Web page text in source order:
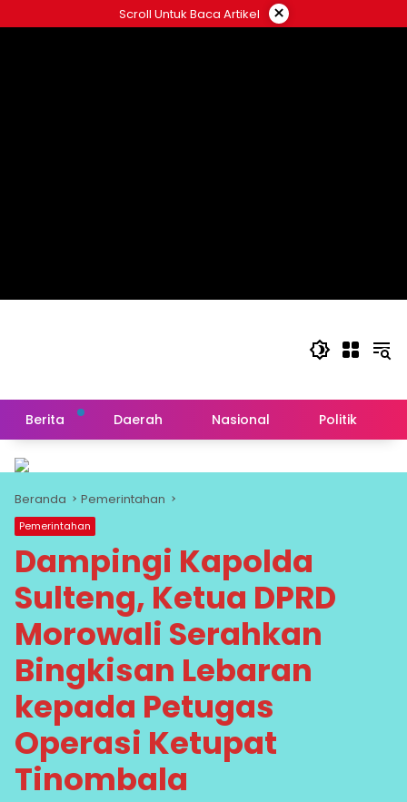
ke
Scroll Untuk Baca Artikel ×
Berita Daerah Nasional Politik
Beranda Pemerintahan
Pemerintahan
Dampingi Kapolda
Sulteng, Ketua DPRD
Morowali Serahkan
Bingkisan Lebaran
kepada Petugas
Operasi Ketupat
Tinombala